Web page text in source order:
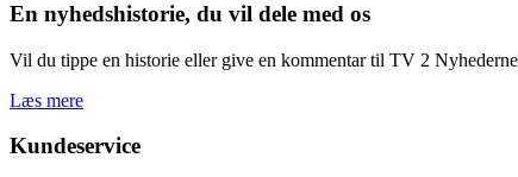
En nyhedshistorie, du vil dele med os
Vil du tippe en historie eller give en kommentar til TV 2
Læs mere
Kundeservice